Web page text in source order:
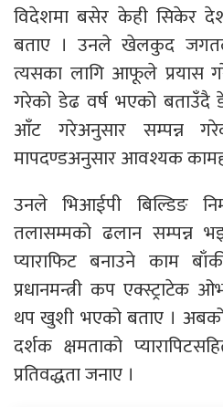
विदेशमा बसेर केही सिकेर
बताए । उनले खेलकुद
त्यसका लागि आफूले प्रयास
गरेको डेढ वर्ष भएको
आँट गरेअनुसार सम्पन्न
मापदण्डअनुसार आवश्यक
उनले भिआईपी बिल्डिङ
तलासम्मको ढलान सम्पन्न
प्याराफिट बनाउने काम
प्रधानमन्त्री कप
थप खुशी भएको बताए । अबको
दर्शक क्षमताको
प्रतिवद्धता जनाए ।